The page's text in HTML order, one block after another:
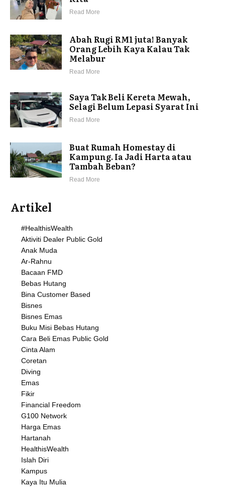
Read More
Abah Rugi RM1 juta! Banyak
Orang Lebih Kaya Kalau Tak
Melabur
Read More
Saya Tak Beli Kereta Mewah,
Selagi Belum Lepasi Syarat Ini
Read More
Buat Rumah Homestay di
Kampung. Ia Jadi Harta atau
Tambah Beban?
Read More
Artikel
#HealthisWealth
Aktiviti Dealer Public Gold
Anak Muda
Ar-Rahnu
Bacaan FMD
Bebas Hutang
Bina Customer Based
Bisnes
Bisnes Emas
Buku Misi Bebas Hutang
Cara Beli Emas Public Gold
Cinta Alam
Coretan
Diving
Emas
Fikir
Financial Freedom
G100 Network
Harga Emas
Hartanah
HealthisWealth
Islah Diri
Kampus
Kaya Itu Mulia